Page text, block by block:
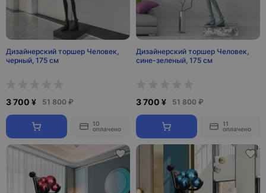
Дизайнерский торшер Человек,
черный, 175 см
3 700 ¥ 51 800 ₽
10
оплачено
Дизайнерский торшер Человек,
сине-зеленый, 175 см
3 700 ¥ 51 800 ₽
11
оплачено